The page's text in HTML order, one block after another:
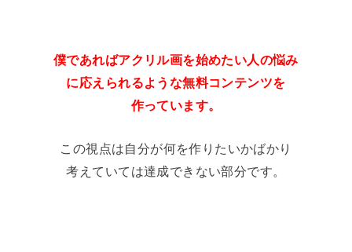
僕であればアクリル画を始めたい人の悩み
に応えられるような無料コンテンツを
作っています。
この視点は自分が何を作りたいかばかり
考えていては達成できない部分です。